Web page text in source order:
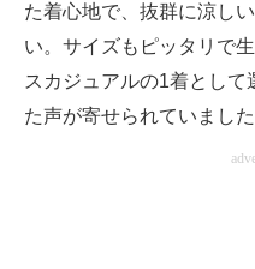
た着心地で、抜群に涼し
い。サイズもピッタリで
スカジュアルの1着とし
た声が寄せられていました